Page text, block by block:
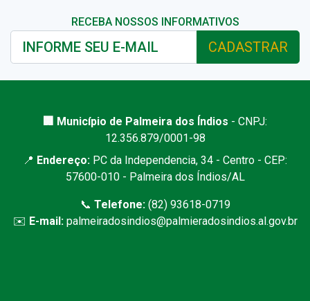
RECEBA NOSSOS INFORMATIVOS
CADASTRAR
🏢 Município de Palmeira dos Índios - CNPJ:
12.356.879/0001-98
📍 Endereço: PC da Independencia, 34 - Centro - CEP:
57600-010 - Palmeira dos Índios/AL
📞 Telefone:(82) 93618-0719
✉️ E-mail: palmeiradosindios@palmieradosindios.al.gov.br